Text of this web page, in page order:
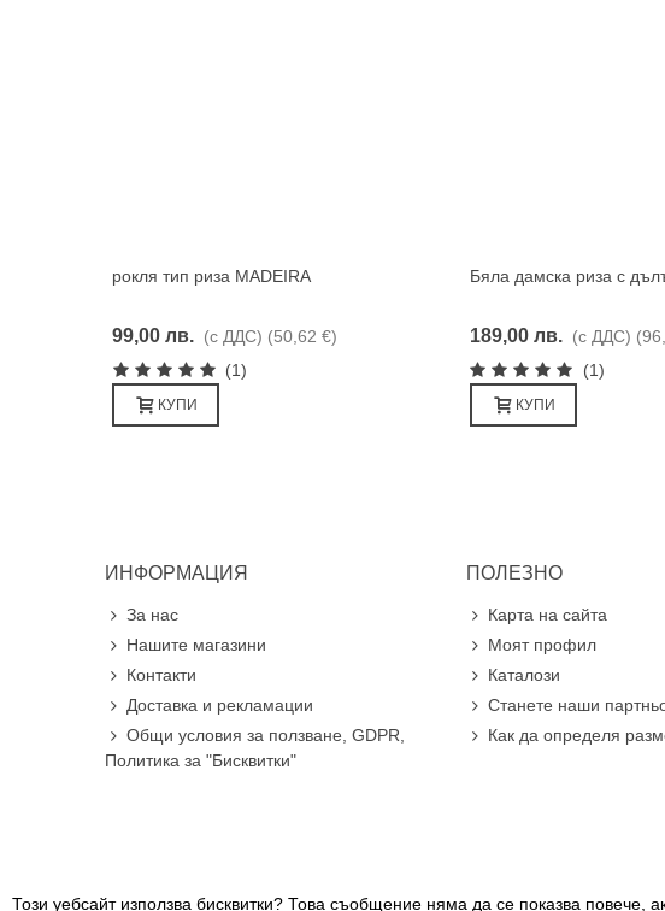
Харесвам
рокля тип риза MADEIRA
99,00 лв. (с ДДС) (50,62 €)
(1)
КУПИ
Бяла дамска риза с
189,00 лв. (с ДДС)
(1)
КУПИ
ИНФОРМАЦИЯ
За нас
Нашите магазини
Контакти
Доставка и рекламации
Общи условия за ползване, GDPR,
Политика за "Бисквитки"
ПОЛЕЗНО
Карта на сайта
Моят профил
Каталози
Станете наши
Как да определя
Този уебсайт използва бисквитки? Това съобщение няма да се показва повече,